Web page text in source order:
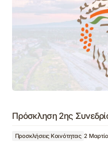
Πρόσκληση 2ης
Προσκλήσεις Κοινότητας 2